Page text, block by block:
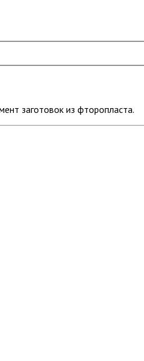
заготовок из фторопласта.